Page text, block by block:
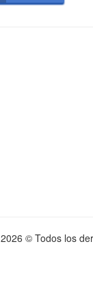
2026 © Todos los